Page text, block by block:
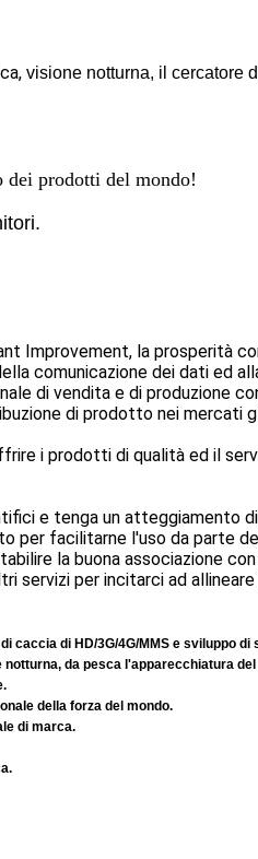
visione notturna, il cercatore
prodotti del mondo!
Improvement, la prosperità
comunicazione dei dati ed
di vendita e di produzione
di prodotto nei mercati
i prodotti di qualità ed il
e tenga un atteggiamento
per facilitarne l'uso da parte
la buona associazione
servizi per incitarci ad
di HD/3G/4G/MMS e sviluppo di
da pesca l'apparecchiatura
della forza del mondo.
di marca.